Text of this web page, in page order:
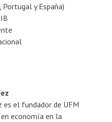
y España)
es el fundador de UFM
economía en la